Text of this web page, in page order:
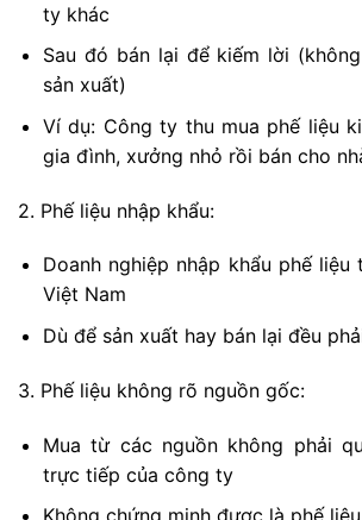
ty khác
Sau đó bán lại để kiếm lời
sản xuất)
Ví dụ: Công ty thu mua phế liệu
gia đình, xưởng nhỏ rồi bán cho
2. Phế liệu nhập khẩu:
Doanh nghiệp nhập khẩu phế
Việt Nam
Dù để sản xuất hay bán lại đều
3. Phế liệu không rõ nguồn gốc:
Mua từ các nguồn không phải
trực tiếp của công ty